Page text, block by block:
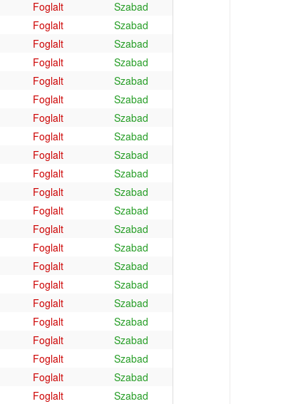
Foglalt
Szabad
Foglalt
Szabad
Foglalt
Szabad
Foglalt
Szabad
Foglalt
Szabad
Foglalt
Szabad
Foglalt
Szabad
Foglalt
Szabad
Foglalt
Szabad
Foglalt
Szabad
Foglalt
Szabad
Foglalt
Szabad
Foglalt
Szabad
Foglalt
Szabad
Foglalt
Szabad
Foglalt
Szabad
Foglalt
Szabad
Foglalt
Szabad
Foglalt
Szabad
Foglalt
Szabad
Foglalt
Szabad
Foglalt
Szabad